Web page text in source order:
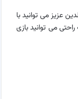
عزیز می توانید با
راحتی می توانید بازی